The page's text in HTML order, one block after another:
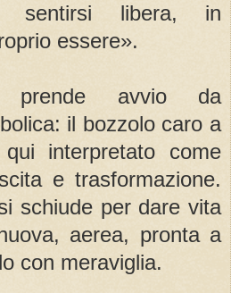
sentirsi libera, in
essere».
prende avvio da
il bozzolo caro a
interpretato come
e trasformazione.
schiude per dare vita
aerea, pronta a
con meraviglia.